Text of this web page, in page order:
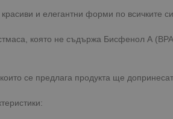
и елегантни форми по всичките
която не съдържа Бисфенол А
се предлага продукта ще